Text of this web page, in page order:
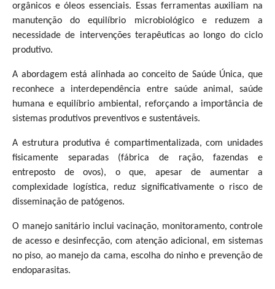
orgânicos e óleos essenciais. Essas ferramentas auxiliam na
manutenção do equilíbrio microbiológico e reduzem a
necessidade de intervenções terapêuticas ao longo do ciclo
produtivo.
A abordagem está alinhada ao conceito de Saúde Única, que
reconhece a interdependência entre saúde animal, saúde
humana e equilíbrio ambiental, reforçando a importância de
sistemas produtivos preventivos e sustentáveis.
A estrutura produtiva é compartimentalizada, com unidades
fisicamente separadas (fábrica de ração, fazendas e
entreposto de ovos), o que, apesar de aumentar a
complexidade logística, reduz significativamente o risco de
disseminação de patógenos.
O manejo sanitário inclui vacinação, monitoramento, controle
de acesso e desinfecção, com atenção adicional, em sistemas
no piso, ao manejo da cama, escolha do ninho e prevenção de
endoparasitas.